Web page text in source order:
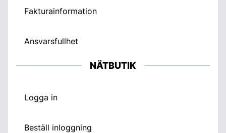
Fakturainformation
Ansvarsfullhet
NÄTBUTIK
Logga in
Beställ inloggning